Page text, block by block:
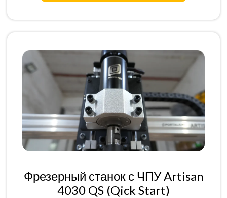
Фрезерный станок с ЧПУ Artisan
4030 QS (Qick Start)